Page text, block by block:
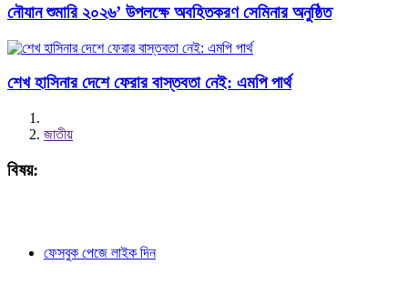
নৌযান শুমারি ২০২৬’ উপলক্ষে অবহিতকরণ সেমিনার অনুষ্ঠিত
শেখ হাসিনার দেশে ফেরার বাস্তবতা নেই: এমপি পার্থ
জাতীয়
বিষয়:
ফেসবুক পেজে লাইক দিন